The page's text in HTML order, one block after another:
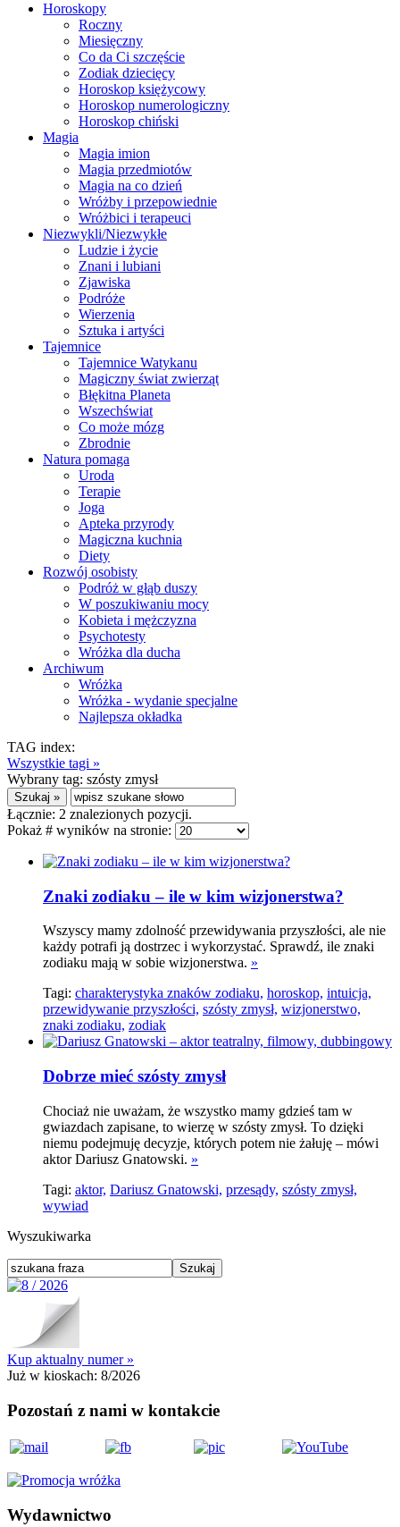
Horoskopy
Roczny
Miesięczny
Co da Ci szczęście
Zodiak dziecięcy
Horoskop księżycowy
Horoskop numerologiczny
Horoskop chiński
Magia
Magia imion
Magia przedmiotów
Magia na co dzień
Wróżby i przepowiednie
Wróżbici i terapeuci
Niezwykli/Niezwykłe
Ludzie i życie
Znani i lubiani
Zjawiska
Podróże
Wierzenia
Sztuka i artyści
Tajemnice
Tajemnice Watykanu
Magiczny świat zwierząt
Błękitna Planeta
Wszechświat
Co może mózg
Zbrodnie
Natura pomaga
Uroda
Terapie
Joga
Apteka przyrody
Magiczna kuchnia
Diety
Rozwój osobisty
Podróż w głąb duszy
W poszukiwaniu mocy
Kobieta i mężczyzna
Psychotesty
Wróżka dla ducha
Archiwum
Wróżka
Wróżka - wydanie specjalne
Najlepsza okładka
TAG index:
Wszystkie tagi »
Wybrany tag: szósty zmysł
Łącznie: 2 znalezionych pozycji.
Pokaż # wyników na stronie:
Znaki zodiaku – ile w kim wizjonerstwa?
Wszyscy mamy zdolność przewidywania przyszłości, ale nie
każdy potrafi ją dostrzec i wykorzystać. Sprawdź, ile znaki
zodiaku mają w sobie wizjonerstwa. »
Tagi: charakterystyka znaków zodiaku, horoskop, intuicja,
przewidywanie przyszłości, szósty zmysł, wizjonerstwo,
znaki zodiaku, zodiak
Dobrze mieć szósty zmysł
Chociaż nie uważam, że wszystko mamy gdzieś tam w
gwiazdach zapisane, to wierzę w szósty zmysł. To dzięki
niemu podejmuję decyzje, których potem nie żałuję – mówi
aktor Dariusz Gnatowski. »
Tagi: aktor, Dariusz Gnatowski, przesądy, szósty zmysł,
wywiad
Wyszukiwarka
Kup aktualny numer »
Już w kioskach: 8/2026
Pozostań z nami w kontakcie
Wydawnictwo